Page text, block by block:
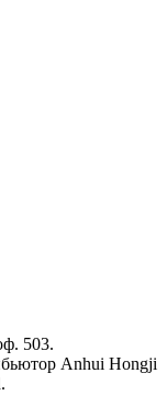
503.
Anhui Hongji